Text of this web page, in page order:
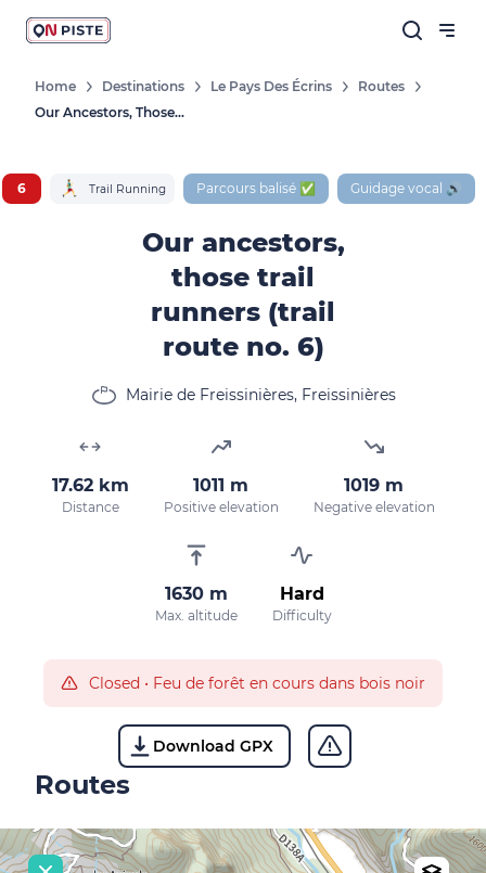
Home Destinations Le Pays Des Écrins
Routes
Our Ancestors, Those Trail Runners (trail Route No. 6)
6 Trail Running Parcours balisé ✅ Guidage vocal 🔊
Our ancestors,
those trail
runners (trail
route no. 6)
Mairie de Freissinières, Freissinières
17.62 km
Distance
1011 m
Positive elevation
1019 m
Negative elevation
1630 m
Max. altitude
Hard
Difficulty
Closed • Feu de forêt en cours dans bois noir
Download GPX
Routes